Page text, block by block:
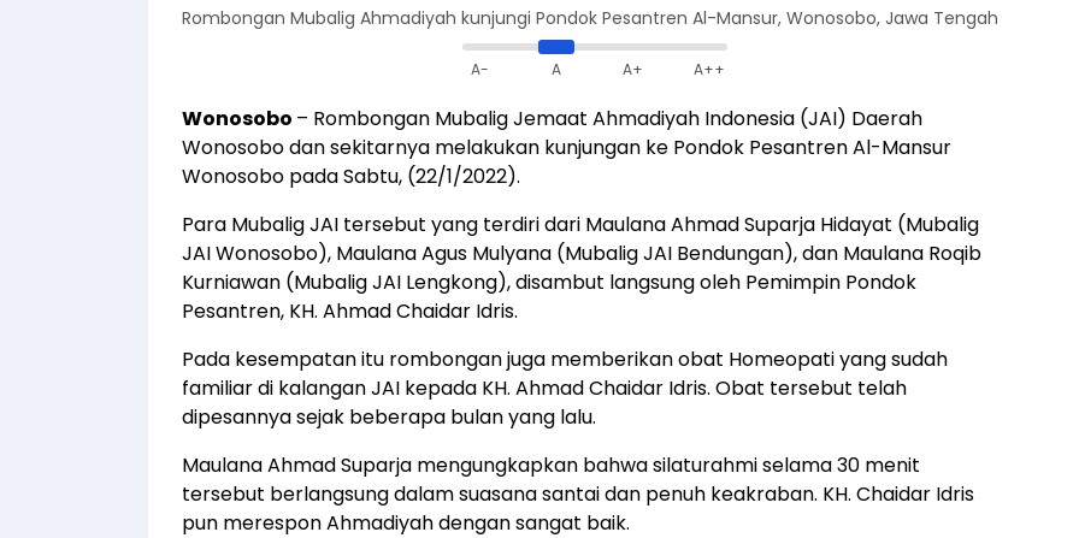
Rombongan Mubalig Ahmadiyah kunjungi Pondok Pesantren Al-Mansur, Wonosobo, Jawa Tengah
A- A A+ A++
Wonosobo – Rombongan Mubalig Jemaat Ahmadiyah Indonesia (JAI) Daerah
Wonosobo dan sekitarnya melakukan kunjungan ke Pondok Pesantren Al-Mansur
Wonosobo pada Sabtu, (22/1/2022).
Para Mubalig JAI tersebut yang terdiri dari Maulana Ahmad Suparja Hidayat (Mubalig
JAI Wonosobo), Maulana Agus Mulyana (Mubalig JAI Bendungan), dan Maulana Roqib
Kurniawan (Mubalig JAI Lengkong), disambut langsung oleh Pemimpin Pondok
Pesantren, KH. Ahmad Chaidar Idris.
Pada kesempatan itu rombongan juga memberikan obat Homeopati yang sudah
familiar di kalangan JAI kepada KH. Ahmad Chaidar Idris. Obat tersebut telah
dipesannya sejak beberapa bulan yang lalu.
Maulana Ahmad Suparja mengungkapkan bahwa silaturahmi selama 30 menit
tersebut berlangsung dalam suasana santai dan penuh keakraban. KH. Chaidar Idris
pun merespon Ahmadiyah dengan sangat baik.